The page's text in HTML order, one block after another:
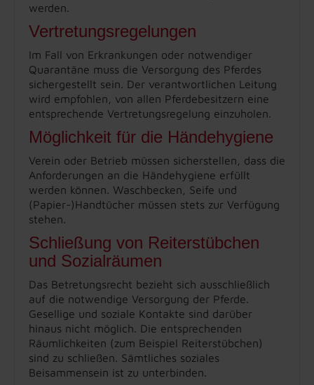
werden.
Vertretungsregelungen
Im Fall von Erkrankungen oder notwendiger
Quarantäne muss die Versorgung des Pferdes
sichergestellt sein. Der verantwortlichen Leitung
wird empfohlen, von allen Pferdebesitzern eine
entsprechende Vertretungsregelung einzuholen.
Möglichkeit für die Händehygiene
Verein oder Betrieb müssen sicherstellen, dass die
Anforderungen an die Händehygiene erfüllt
werden können. Waschbecken, Seife und
(Papier-)Handtücher müssen stets zur Verfügung
stehen.
Schließung von Reiterstübchen
und Sozialräumen
Das Betretungsrecht bezieht sich ausschließlich
auf die notwendige Versorgung der Pferde.
Gesellige und soziale Kontakte sind darüber
hinaus nicht möglich. Die entsprechenden
Räumlichkeiten (zum Beispiel Reiterstübchen)
sind zu schließen. Sämtliches soziales
Beisammensein ist zu unterbinden.